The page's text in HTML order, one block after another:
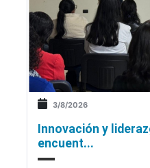
3/8/2026
Innovación y
encuent...